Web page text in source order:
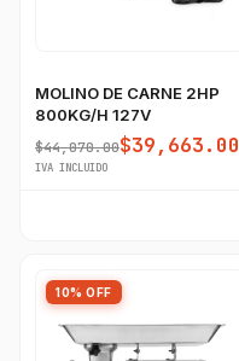
MOLINO DE CARNE 2HP
800KG/H 127V
$44,070.00$39,663.00
IVA INCLUIDO
10% OFF